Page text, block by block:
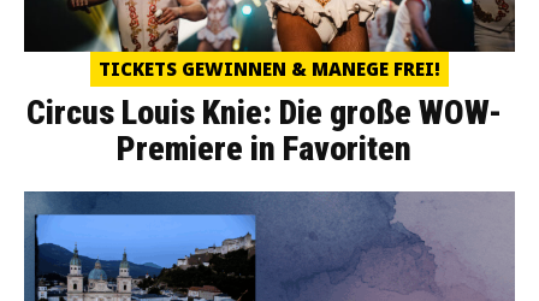
TICKETS GEWINNEN & MANEGE FREI!
Circus Louis Knie: Die große WOW-
Premiere in Favoriten